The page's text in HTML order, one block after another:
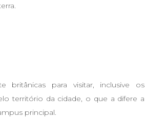
britânicas para visitar, inclusive os
território da cidade, o que a difere a
principal.